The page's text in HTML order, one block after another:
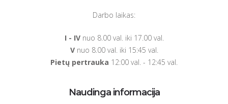
Darbo laikas:
I - IVnuo 8.00 val. iki 17.00 val.
Vnuo 8.00 val. iki 15:45 val.
Pietų pertrauka 12:00 val. - 12:45 val.
Naudinga informacija